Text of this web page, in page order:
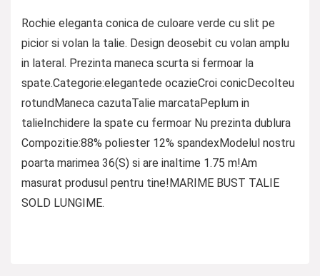
Rochie eleganta conica de culoare verde cu slit pe
picior si volan la talie. Design deosebit cu volan amplu
in lateral. Prezinta maneca scurta si fermoar la
spate.Categorie:elegantede ocazieCroi conicDecolteu
rotundManeca cazutaTalie marcataPeplum in
talieInchidere la spate cu fermoar Nu prezinta dublura
Compozitie:88% poliester 12% spandexModelul nostru
poarta marimea 36(S) si are inaltime 1.75 m!Am
masurat produsul pentru tine!MARIME BUST TALIE
SOLD LUNGIME.